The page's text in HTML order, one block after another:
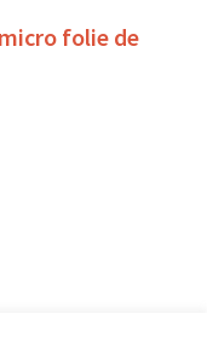
folie de